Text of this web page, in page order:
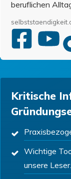
beruflichen
Kritische
Wichtige
unsere Leser.